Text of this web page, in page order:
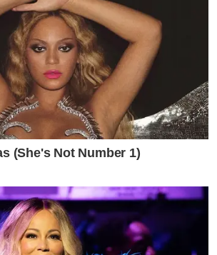
(She's Not Number 1)